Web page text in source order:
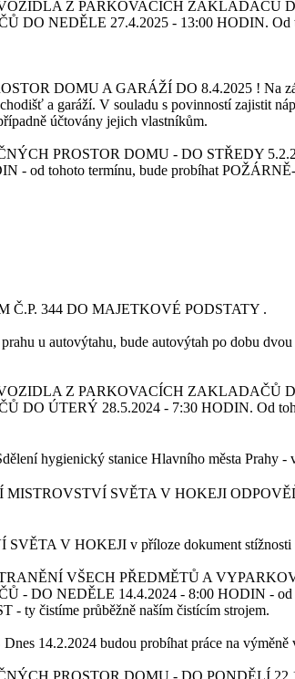
Z PARKOVACÍCH ZAKLADAČŮ
NEDĚLE 27.4.2025 - 13:00 HODIN. Od
DOMU A GARÁŽÍ DO 8.4.2025 ! Na
a garáží. V souladu s povinností zajistit
účtovány jejich vlastníkům.
PROSTOR DOMU - DO STŘEDY
- od tohoto termínu, bude probíhat
344 DO MAJETKOVÉ PODSTATY .
u autovýtahu, bude autovýtah po dobu
Z PARKOVACÍCH ZAKLADAČŮ
ÚTERÝ 28.5.2024 - 7:30 HODIN. Od
hygienický stanice Hlavního města Prahy -
SVĚTA V HOKEJI
SVĚTA V HOKEJI v příloze dokument stížnosti
VŠECH PŘEDMĚTŮ A
NEDĚLE 14.4.2024 - 8:00 HODIN - od
ty čistíme průběžně naším čistícím strojem.
Dnes 14.2.2024 budou probíhat práce na
PROSTOR DOMU - DO PONDĚLÍ